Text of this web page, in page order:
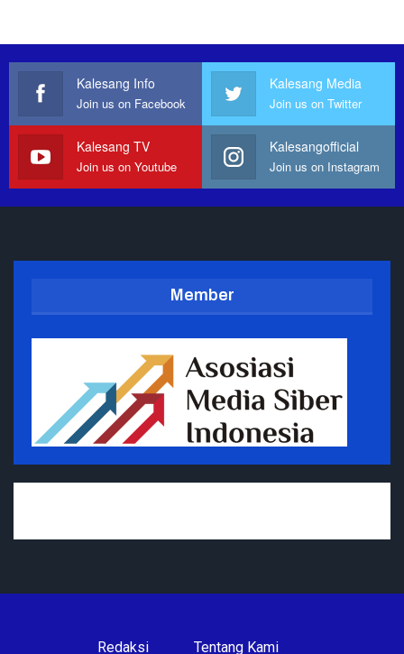
Kalesang Info
Join us on Facebook
Kalesang Media
Join us on Twitter
Kalesang TV
Join us on Youtube
Kalesangofficial
Join us on Instagram
Member
Redaksi Tentang Kami